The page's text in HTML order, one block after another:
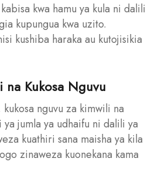
kwa hamu ya kula ni dalili
kupungua kwa uzito.
kushiba haraka au kutojisikia
Kukosa Nguvu
nguvu za kimwili na
jumla ya udhaifu ni dalili ya
kuathiri sana maisha ya kila
zinaweza kuonekana kama